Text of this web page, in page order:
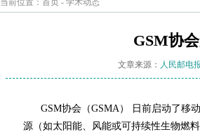
当前位置： 首页 - 学术动态
GSM协
文章来源： 人民邮电
GSM协会（GSMA） 日前启动了移
源（如太阳能、风能或可持续性生物燃